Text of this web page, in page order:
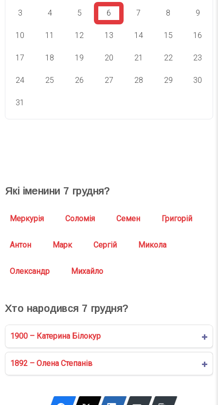
3 4 5 6 7 8 9
10 11 12 13 14 15 16
17 18 19 20 21 22 23
24 25 26 27 28 29 30
31
Які іменини 7 грудня?
Меркурія Соломія Семен Григорій
Антон Марк Сергій Микола
Олександр Михайло
Хто народився 7 грудня?
1900 – Катерина Білокур
1892 – Олена Степанів